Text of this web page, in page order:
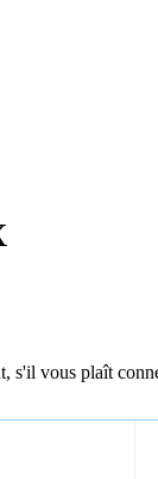
s'il vous plaît